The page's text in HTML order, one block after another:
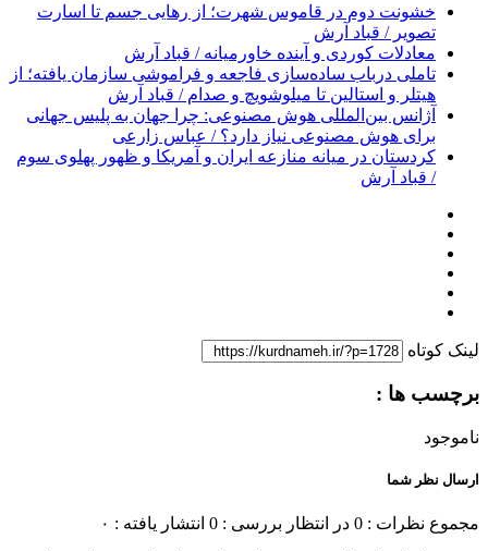
خشونت دوم در قاموس شهرت؛ از رهایی جسم تا اسارت
تصویر / قباد آرش
معادلات کوردی و آینده خاورمیانه / قباد آرش
تاملی درباب سادەسازی فاجعە و فراموشی سازمان یافتە؛ از
هیتلر و استالین تا میلوشویچ و صدام / قباد آرش
آژانس بین‌المللی هوش مصنوعی: چرا جهان به پلیس جهانی
برای هوش مصنوعی نیاز دارد؟ / عباس زارعی
کردستان در میانه منازعە ایران و آمریکا و ظهور پهلوی سوم
/ قباد آرش
لینک کوتاه
برچسب ها :
ناموجود
ارسال نظر شما
مجموع نظرات : 0 در انتظار بررسی : 0 انتشار یافته : ۰